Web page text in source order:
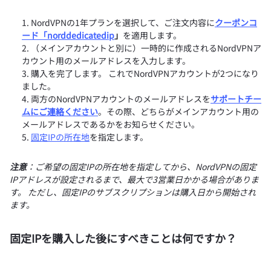
NordVPNの1年プランを選択して、ご注文内容にクーポンコ
ード「norddedicatedip」 を適用します。
（メインアカウントと別に）一時的に作成されるNordVPNア
カウント用のメールアドレスを入力します。
購入を完了します。 これでNordVPNアカウントが2つになり
ました。
両方のNordVPNアカウントのメールアドレスをサポートチー
ムにご連絡ください。その際、どちらがメインアカウント用の
メールアドレスであるかをお知らせください。
固定IPの所在地を指定します。
注意：ご希望の固定IPの所在地を指定してから、NordVPNの固定
IPアドレスが設定されるまで、最大で3営業日かかる場合がありま
す。 ただし、固定IPのサブスクリプションは購入日から開始され
ます。
固定IPを購入した後にすべきことは何ですか？